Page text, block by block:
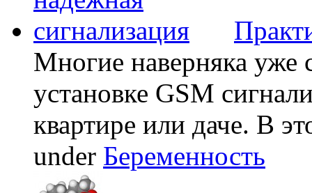
Многие наверняка уже
установке GSM
квартире или даче. В
under Беременность